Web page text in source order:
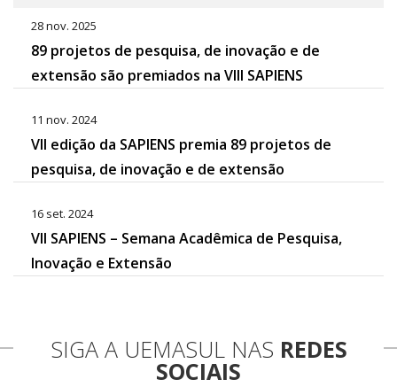
28 nov. 2025
89 projetos de pesquisa, de inovação e de
extensão são premiados na VIII SAPIENS
11 nov. 2024
VII edição da SAPIENS premia 89 projetos de
pesquisa, de inovação e de extensão
16 set. 2024
VII SAPIENS – Semana Acadêmica de Pesquisa,
Inovação e Extensão
SIGA A UEMASUL NAS REDES
SOCIAIS